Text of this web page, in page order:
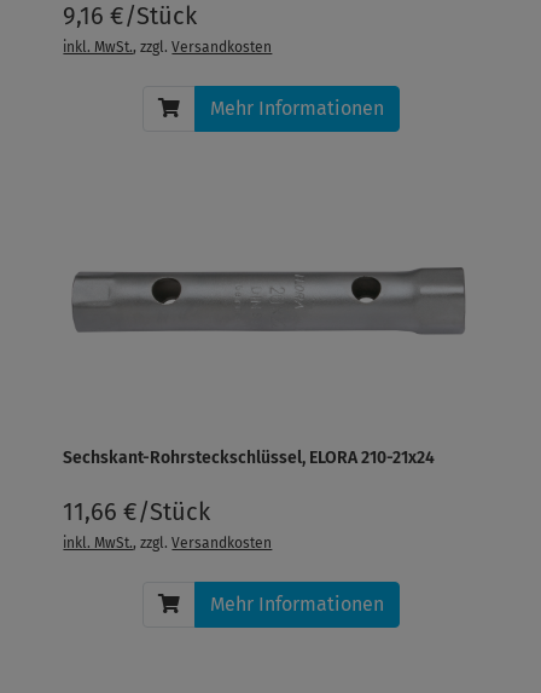
9,16 €/Stück
inkl. MwSt., zzgl.Versandkosten
Mehr Informationen
Sechskant-Rohrsteckschlüssel, ELORA 210-21x24
11,66 €/Stück
inkl. MwSt., zzgl.Versandkosten
Mehr Informationen